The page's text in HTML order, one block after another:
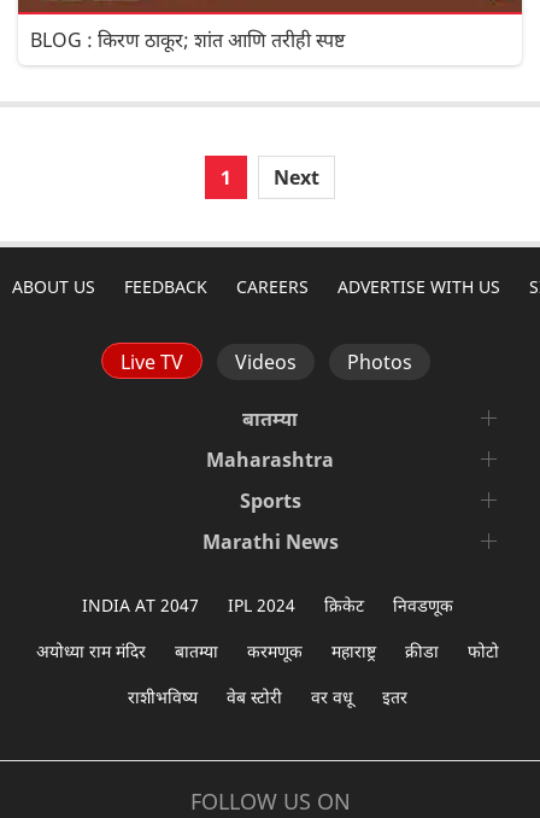
BLOG : किरण ठाकूर; शांत आणि तरीही स्पष्ट
1 Next
ABOUT US FEEDBACK CAREERS ADVERTISE WITH US
Live TV Videos Photos
बातम्या
Maharashtra
Sports
Marathi News
INDIA AT 2047 IPL 2024 क्रिकेट
निवडणूक
अयोध्या राम मंदिर
बातम्या करमणूक महाराष्ट्र क्रीडा
फोटो
राशीभविष्य
वेब स्टोरी वर वधू इतर
FOLLOW US ON